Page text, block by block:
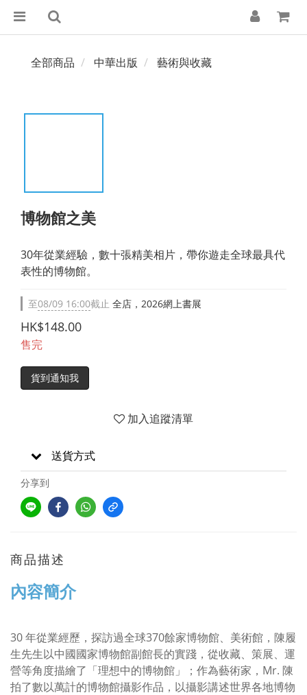
全部商品 中華出版 藝術與收藏
博物館之美
30年從業經驗，數十張精美相片，帶你遊走全球最具代
表性的博物館。
至08/09 16:00截止 全店，2026網上書展
HK$148.00
售完
貨到通知我
加入追蹤清單
送貨方式
分享到
商品描述
內容簡介
30 年從業經歷，探訪過全球370餘家博物館、美術館，陳履
生先生以中國國家博物館副館長的實踐，從收藏、策展、運
營等角度描繪了「理想中的博物館」；作為藝術家，Mr. 陳
拍了數以萬計的博物館攝影作品，以攝影講述世界各地博物